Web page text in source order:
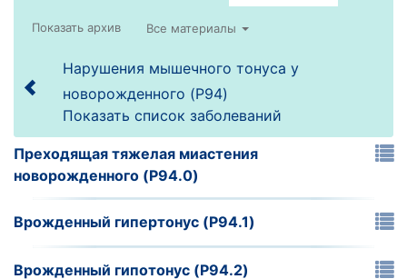
Все материалы
Нарушения мышечного тонуса у
новорожденного (P94)
Показать список заболеваний
Преходящая тяжелая миастения
новорожденного (P94.0)
Врожденный гипертонус (P94.1)
Врожденный гипотонус (P94.2)